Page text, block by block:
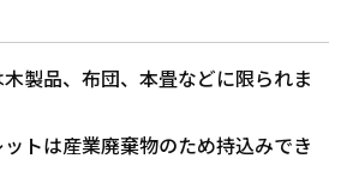
製品、布団、本畳などに限られま
トは産業廃棄物のため持込みでき